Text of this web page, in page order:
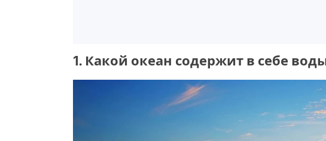
1. Какой океан содержит в себе